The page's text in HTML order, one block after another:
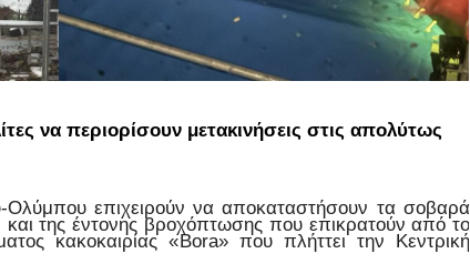
να περιορίσουν μετακινήσεις στις απολύτως
επιχειρούν να αποκαταστήσουν τα σοβαρά
της έντονης βροχόπτωσης που επικρατούν από το
κακοκαιρίας «Bora» που πλήττει την Κεντρική